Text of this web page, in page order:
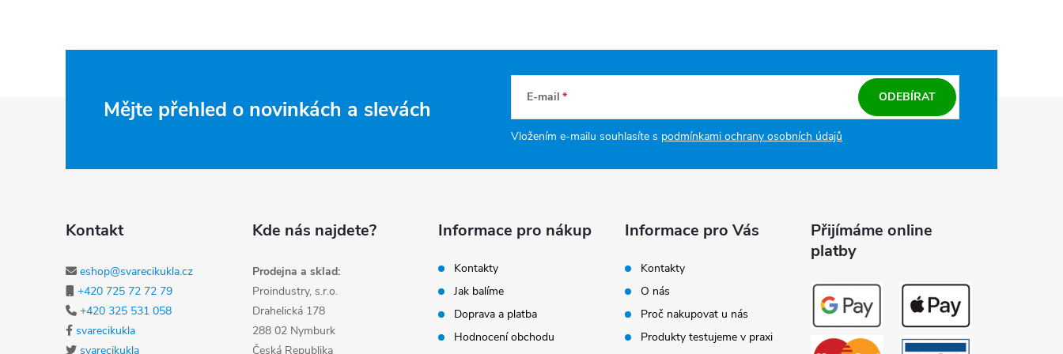
Mějte přehled o novinkách a slevách E-mail
Vložením e-mailu souhlasíte s podmínkami ochrany osobních údajů
ODEBÍRAT
Kontakt
eshop@svarecikukla.cz
+420 725 72 72 79
+420 325 531 058
svarecikukla
svarecikukla
Kde nás najdete?
Prodejna a sklad:
Proindustry, s.r.o.
Drahelická 178
288 02 Nymburk
Česká Republika
Informace pro nákup
Kontakty
Jak balíme
Doprava a platba
Hodnocení obchodu
Informace pro Vás
Kontakty
O nás
Proč nakupovat u nás
Produkty testujeme v praxi
Přijímáme online
platby